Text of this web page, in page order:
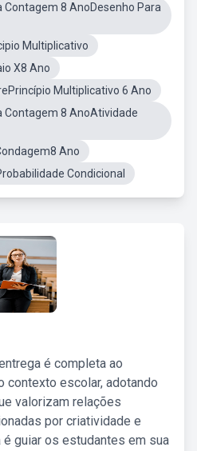
Contagem 8 AnoDesenho Para
Multiplicativo
X8 Ano
Multiplicativo 6 Ano
Contagem 8 AnoAtividade
Ano
Condicional
é completa ao
contexto escolar, adotando
valorizam relações
por criatividade e
guiar os estudantes em sua